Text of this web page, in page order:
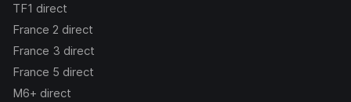
TF1 direct
France 2 direct
France 3 direct
France 5 direct
M6+ direct